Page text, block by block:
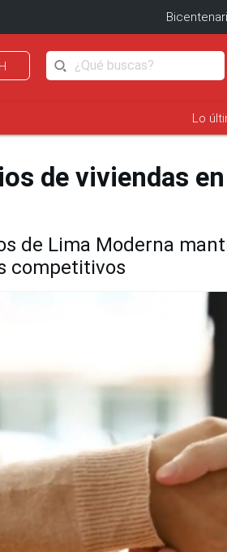
Lo
de viviendas
de Lima Moderna
competitivos